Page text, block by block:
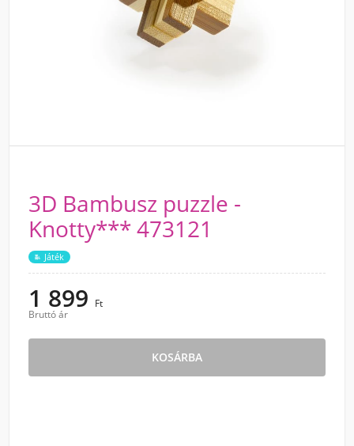
3D Bambusz puzzle -
Knotty*** 473121
Játék
1 899 Ft
Bruttó ár
KOSÁRBA